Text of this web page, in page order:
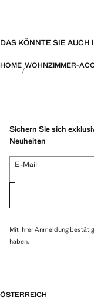
DAS KÖNNTE SIE AUCH
HOME WOHNZIMMER-
Sichern Sie sich
Neuheiten
E-Mail
Mit Ihrer Anmeldung
haben.
ÖSTERREICH